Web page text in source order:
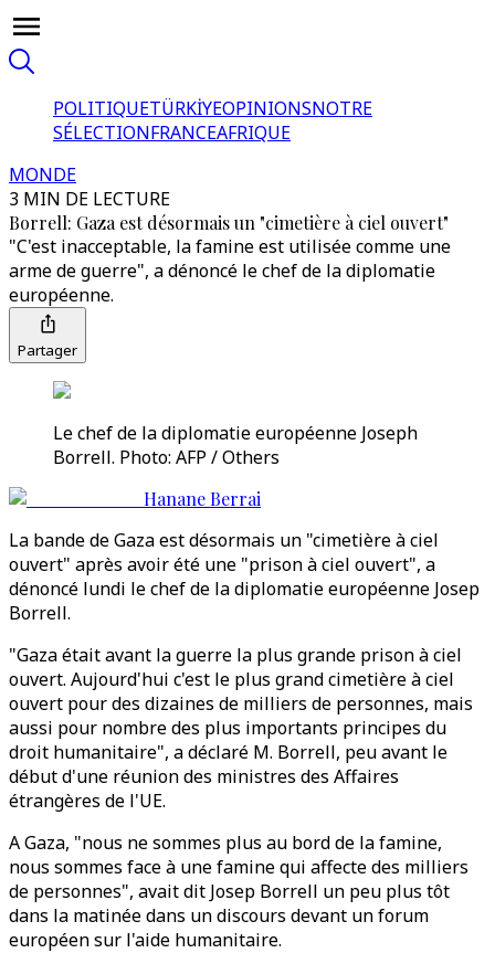
POLITIQUETÜRKİYEOPINIONSNOTRE
SÉLECTIONFRANCEAFRIQUE
MONDE
3 MIN DE LECTURE
Borrell: Gaza est désormais un "cimetière à ciel ouvert"
"C'est inacceptable, la famine est utilisée comme une
arme de guerre", a dénoncé le chef de la diplomatie
européenne.
Partager
Le chef de la diplomatie européenne Joseph
Borrell. Photo: AFP / Others
Hanane Berrai
La bande de Gaza est désormais un "cimetière à ciel
ouvert" après avoir été une "prison à ciel ouvert", a
dénoncé lundi le chef de la diplomatie européenne Josep
Borrell.
"Gaza était avant la guerre la plus grande prison à ciel
ouvert. Aujourd'hui c'est le plus grand cimetière à ciel
ouvert pour des dizaines de milliers de personnes, mais
aussi pour nombre des plus importants principes du
droit humanitaire", a déclaré M. Borrell, peu avant le
début d'une réunion des ministres des Affaires
étrangères de l'UE.
A Gaza, "nous ne sommes plus au bord de la famine,
nous sommes face à une famine qui affecte des milliers
de personnes", avait dit Josep Borrell un peu plus tôt
dans la matinée dans un discours devant un forum
européen sur l'aide humanitaire.